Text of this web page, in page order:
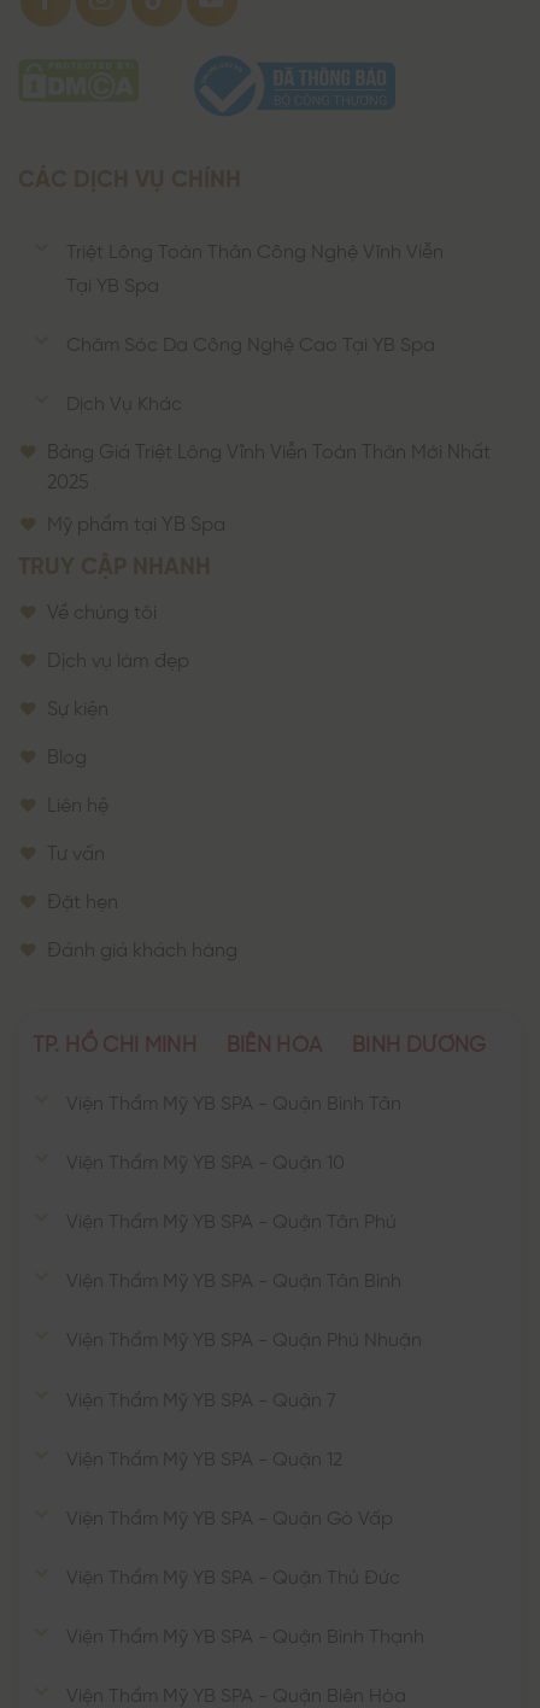
Triệt Lông Toàn Thân Công Nghệ Vĩnh Viễn
Tại YB Spa
Chăm Sóc Da Công Nghệ Cao Tại YB Spa
Dịch Vụ Khác
Bảng Giá Triệt Lông Vĩnh Viễn Toàn Thân Mới Nhất
2025
Mỹ phẩm tại YB Spa
Về chúng tôi
Dịch vụ làm đẹp
Sự kiện
Blog
Liên hệ
Tư vấn
Đặt hẹn
Đánh giá khách hàng
TP. HỒ CHÍ MINH BIÊN HÒA BÌNH DƯƠNG
Viện Thẩm Mỹ YB SPA - Quận Bình Tân
Viện Thẩm Mỹ YB SPA - Quận 10
Viện Thẩm Mỹ YB SPA - Quận Tân Phú
Viện Thẩm Mỹ YB SPA - Quận Tân Bình
Viện Thẩm Mỹ YB SPA - Quận Phú Nhuận
Viện Thẩm Mỹ YB SPA - Quận 7
Viện Thẩm Mỹ YB SPA - Quận 12
Viện Thẩm Mỹ YB SPA - Quận Gò Vấp
Viện Thẩm Mỹ YB SPA - Quận Thủ Đức
Viện Thẩm Mỹ YB SPA - Quận Bình Thạnh
Viện Thẩm Mỹ YB SPA - Quận Biên Hòa